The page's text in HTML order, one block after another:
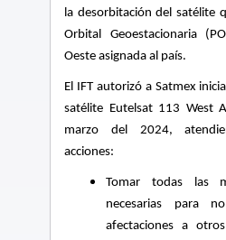
la desorbitación del satélite
Orbital Geoestacionaria
Oeste asignada al país.
El IFT autorizó a Satmex
satélite Eutelsat 113 West
marzo del 2024,
acciones:
Tomar todas las
necesarias para
afectaciones a